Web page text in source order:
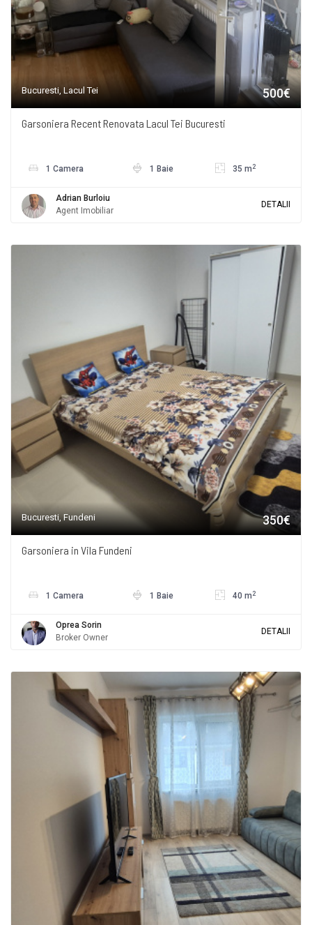
Bucuresti, Lacul Tei 500€
Garsoniera Recent Renovata Lacul Tei Bucuresti
1 Camera 1 Baie 35 m 2
Adrian Burloiu
Agent Imobiliar
DETALII
Bucuresti, Fundeni 350€
Garsoniera in Vila Fundeni
1 Camera 1 Baie 40 m 2
Oprea Sorin
Broker Owner
DETALII